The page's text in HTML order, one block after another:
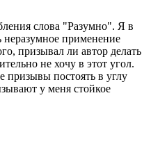
слова "Разумно". Я в
неразумное применение
призывал ли автор делать
не хочу в этот угол.
призывы постоять в углу
у меня стойкое